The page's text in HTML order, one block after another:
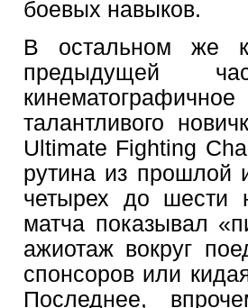
боевых навыков.
В остальном же
предыдущей
талантливого
Ultimate Fighting
рутина из прошлой
четырех до шести
матча показывал
ажиотаж вокруг
спонсоров или
Последнее,